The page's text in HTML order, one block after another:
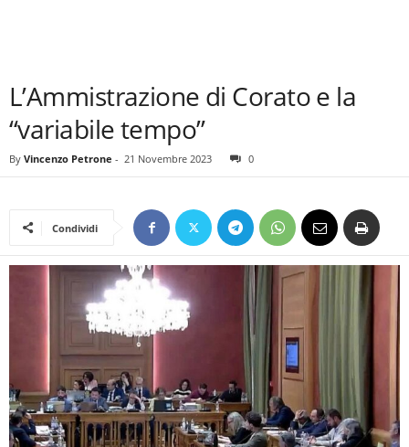
L’Ammistrazione di Corato e la
“variabile tempo”
By Vincenzo Petrone - 21 Novembre 2023 0
Condividi